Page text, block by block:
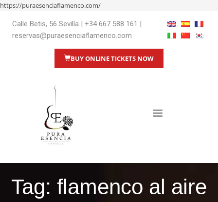
https://puraesenciaflamenco.com/
Calle Betis, 56 Sevilla | +34 667 588 161 |
reservas@puraesenciaflamenco.com
BUY ONLINE TICKETS NOW
Tag: flamenco al aire